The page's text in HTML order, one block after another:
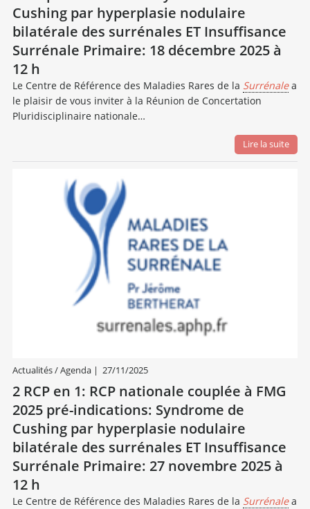
Cushing par hyperplasie nodulaire
bilatérale des surrénales ET Insuffisance
Surrénale Primaire: 18 décembre 2025 à
12 h
Le Centre de Référence des Maladies Rares de la Surrénalea
le plaisir de vous inviter à la Réunion de Concertation
Pluridisciplinaire nationale…
Lire la suite
Actualités / Agenda| 27/11/2025
2 RCP en 1: RCP nationale couplée à FMG
2025 pré-indications: Syndrome de
Cushing par hyperplasie nodulaire
bilatérale des surrénales ET Insuffisance
Surrénale Primaire: 27 novembre 2025 à
12 h
Le Centre de Référence des Maladies Rares de la Surrénalea